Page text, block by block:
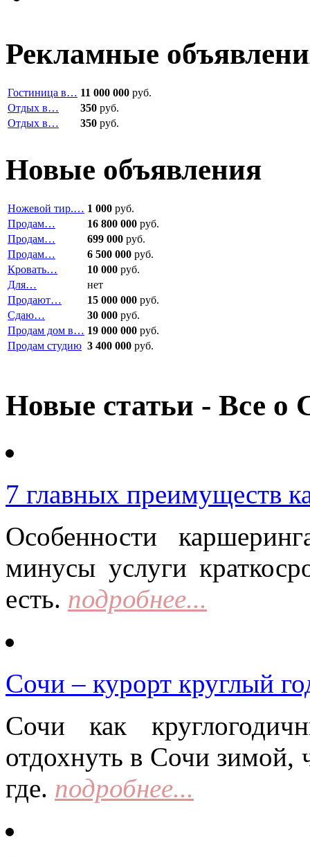
Рекламные
Гостиница в… 11 000 000 руб.
Отдых в…
350 руб.
Отдых в…
350 руб.
Новые объявления
Ножевой тир.… 1 000 руб.
Продам…
16 800 000 руб.
Продам…
699 000 руб.
Продам…
6 500 000 руб.
Кровать…
10 000 руб.
Для…
нет
Продают…
15 000 000 руб.
Сдаю…
30 000 руб.
Продам дом в… 19 000 000 руб.
Продам студию 3 400 000 руб.
Новые статьи - Все о
7 главных преимуществ
Особенности
минусы услуги
есть. подробнее...
Сочи – курорт круглый
Сочи как
отдохнуть в Сочи зимой,
где. подробнее...